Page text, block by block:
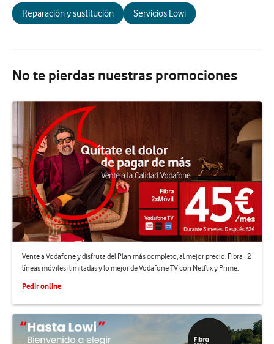
Reparación y sustitución Servicios Lowi
No te pierdas nuestras promociones
Vente a Vodafone y disfruta del Plan más completo, al mejor precio. Fibra+2
líneas móviles ilimitadas y lo mejor de Vodafone TV con Netflix y Prime.
Pedir online